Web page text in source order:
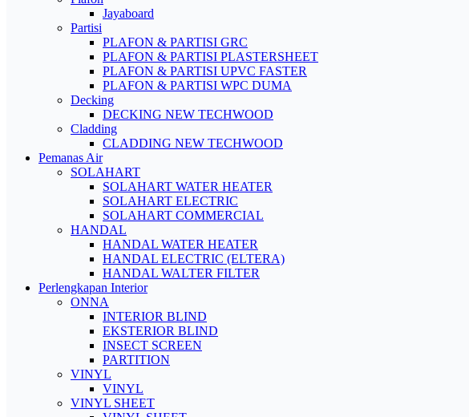
Jayaboard
Partisi
PLAFON & PARTISI GRC
PLAFON & PARTISI PLASTERSHEET
PLAFON & PARTISI UPVC FASTER
PLAFON & PARTISI WPC DUMA
Decking
DECKING NEW TECHWOOD
Cladding
CLADDING NEW TECHWOOD
Pemanas Air
SOLAHART
SOLAHART WATER HEATER
SOLAHART ELECTRIC
SOLAHART COMMERCIAL
HANDAL
HANDAL WATER HEATER
HANDAL ELECTRIC (ELTERA)
HANDAL WALTER FILTER
Perlengkapan Interior
ONNA
INTERIOR BLIND
EKSTERIOR BLIND
INSECT SCREEN
PARTITION
VINYL
VINYL
VINYL SHEET